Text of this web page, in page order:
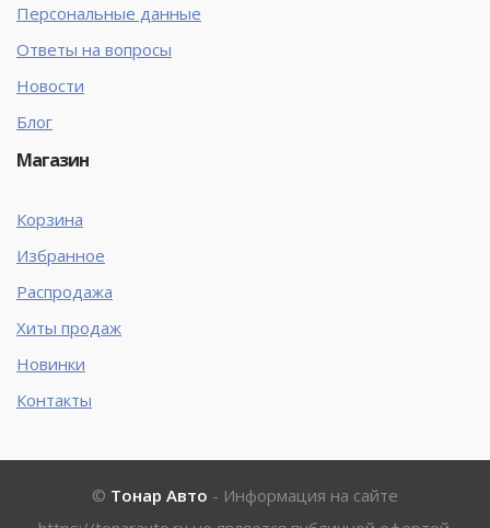
Персональные данные
Ответы на вопросы
Новости
Блог
Магазин
Корзина
Избранное
Распродажа
Хиты продаж
Новинки
Контакты
© Тонар Авто - Информация на сайте